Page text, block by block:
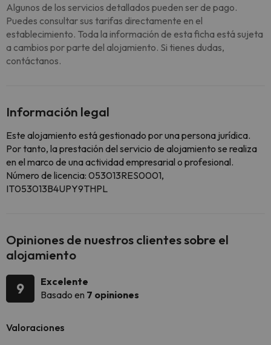
Algunos de los servicios detallados pueden ser de pago.
Puedes consultar sus tarifas directamente en el
establecimiento. Toda la información de esta ficha está sujeta
a cambios por parte del alojamiento. Si tienes dudas,
contáctanos.
Información legal
Este alojamiento está gestionado por una persona jurídica.
Por tanto, la prestación del servicio de alojamiento se realiza
en el marco de una actividad empresarial o profesional.
Número de licencia: 053013RES0001,
IT053013B4UPY9THPL
Opiniones de nuestros clientes sobre el
alojamiento
9
Excelente
Basado en 7 opiniones